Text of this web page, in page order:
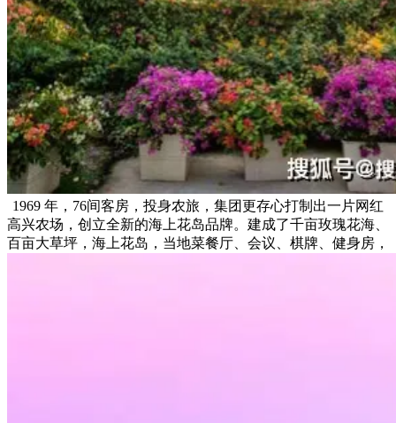
1969 年，76间客房，投身农旅，集团更存心打制出一片网红
高兴农场，创立全新的海上花岛品牌。建成了千亩玫瑰花海、
百亩大草坪，海上花岛，当地菜餐厅、会议、棋牌、健身房，